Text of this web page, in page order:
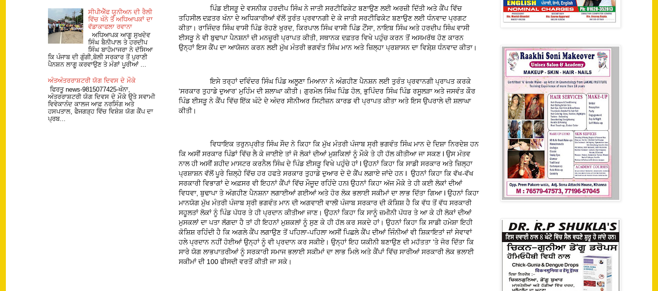
ਪਿੰਡ ਈਸੜੂ ਦੇ ਵਸਨੀਕ ਹਰਦੀਪ ਸਿੰਘ ਨੇ ਜਾਤੀ ਸਰਟੀਫਿਕੇਟ ਬਣਾਉਣ ਲਈ ਅਰਜ਼ੀ ਦਿੱਤੀ ਅਤੇ ਕੈਂਪ ਵਿੱਚ
ਤਹਿਸੀਲ ਦਫ਼ਤਰ ਖੰਨਾ ਦੇ ਅਧਿਕਾਰੀਆਂ ਵੱਲੋਂ ਤੁਰੰਤ ਪ੍ਰਵਾਨਗੀ ਦੇ ਕੇ ਜਾਤੀ ਸਰਟੀਫਿਕੇਟ ਬਣਾਉਣ ਲਈ ਧੰਨਵਾਦ ਪ੍ਰਗਟ
ਕੀਤਾ। ਰਾਜਿੰਦਰ ਸਿੰਘ ਵਾਸੀ ਪਿੰਡ ਰੋਹਣੋ ਖੁਰਦ, ਕਿਰਪਾਲ ਸਿੰਘ ਵਾਸੀ ਪਿੰਡ ਟੌਂਸਾ, ਨਾਇਬ ਸਿੰਘ ਅਤੇ ਹਰਦੀਪ ਸਿੰਘ ਵਾਸੀ
ਈਸੜੂ ਨੇ ਵੀ ਬੁਢਾਪਾ ਪੈਨਸ਼ਨਾਂ ਦੀ ਮਨਜ਼ੂਰੀ ਪ੍ਰਾਪਤ ਕੀਤੀ, ਸਥਾਨਕ ਦਫ਼ਤਰ ਵਿਖੇ ਪਹੁੰਚ ਕਰਨ ਤੋਂ ਅਸਮਰੱਥ ਹੋਣ ਕਾਰਨ
ਉਨ੍ਹਾਂ ਇਸ ਕੈਂਪ ਦਾ ਆਯੋਜਨ ਕਰਨ ਲਈ ਮੁੱਖ ਮੰਤਰੀ ਭਗਵੰਤ ਸਿੰਘ ਮਾਨ ਅਤੇ ਜ਼ਿਲ੍ਹਾ ਪ੍ਰਸ਼ਾਸਨ ਦਾ ਵਿਸ਼ੇ਼ਸ਼ ਧੰਨਵਾਦ ਕੀਤਾ।
ਇਸੇ ਤਰ੍ਹਾਂ ਦਵਿੰਦਰ ਸਿੰਘ ਪਿੰਡ ਅਲੂਣਾ ਮਿਆਨਾ ਨੇ ਅੰਗਹੀਣ ਪੈਨਸ਼ਨ ਲਈ ਤੁਰੰਤ ਪ੍ਰਵਾਨਗੀ ਪ੍ਰਾਪਤ ਕਰਕੇ
'ਸਰਕਾਰ ਤੁਹਾਡੇ ਦੁਆਰ' ਮੁਹਿੰਮ ਦੀ ਸ਼ਲਾਘਾ ਕੀਤੀ। ਗੁਰਮੇਲ ਸਿੰਘ ਪਿੰਡ ਹੋਲ, ਭੁਪਿੰਦਰ ਸਿੰਘ ਪਿੰਡ ਰਸੂਲੜਾ ਅਤੇ ਜਸਵੰਤ ਕੌਰ
ਪਿੰਡ ਈਸੜੂ ਨੇ ਕੈਂਪ ਵਿੱਚ ਇੱਕ ਘੰਟੇ ਦੇ ਅੰਦਰ ਸੀਨੀਅਰ ਸਿਟੀਜ਼ਨ ਕਾਰਡ ਵੀ ਪ੍ਰਾਪਤ ਕੀਤਾ ਅਤੇ ਇਸ ਉਪਰਾਲੇ ਦੀ ਸ਼ਲਾਘਾ
ਕੀਤੀ।
ਵਿਧਾਇਕ ਤਰੁਨਪ੍ਰੀਤ ਸਿੰਘ ਸੌਦ ਨੇ ਕਿਹਾ ਕਿ ਮੁੱਖ ਮੰਤਰੀ ਪੰਜਾਬ ਸ੍ਰੀ ਭਗਵੰਤ ਸਿੰਘ ਮਾਨ ਦੇ ਦਿਸ਼ਾ ਨਿਰਦੇਸ਼ ਹਨ
ਕਿ ਅਸੀਂ ਸਰਕਾਰ ਪਿੰਡਾਂ ਵਿੱਚ ਲੈ ਕੇ ਜਾਈਏ ਤਾਂ ਜੋ ਲੋਕਾਂ ਦੀਆਂ ਮੁਸ਼ਕਿਲਾਂ ਨੂੰ ਮੌਕੇ ਤੇ ਹੀ ਹੱਲ ਕੀਤੀਆ ਜਾ ਸਕਣ l ਉਸ ਮੰਤਵ
ਨਾਲ ਹੀ ਅਸੀਂ ਸ਼ਹੀਦ ਮਾਸਟਰ ਕਰਨੈਲ ਸਿੰਘ ਦੇ ਪਿੰਡ ਈਸੜੂ ਵਿਖੇ ਪਹੁੰਚੇ ਹਾਂ l ਉਹਨਾਂ ਕਿਹਾ ਕਿ ਸਾਡੀ ਸਰਕਾਰ ਅਤੇ ਜ਼ਿਲ੍ਹਾ
ਪ੍ਰਸ਼ਾਸ਼ਨ ਵੱਲੋਂ ਪੂਰੇ ਜ਼ਿਲ੍ਹੇ ਵਿੱਚ ਹਰ ਹਫਤੇ ਸਰਕਾਰ ਤੁਹਾਡੇ ਦੁਆਰ ਦੇ ਦੋ ਕੈਂਪ ਲਗਾਏ ਜਾਂਦੇ ਹਨ l ਉਹਨਾਂ ਕਿਹਾ ਕਿ ਵੱਖ-ਵੱਖ
ਸਰਕਾਰੀ ਵਿਭਾਗਾਂ ਦੇ ਅਫ਼ਸਰ ਵੀ ਇਹਨਾਂ ਕੈਂਪਾਂ ਵਿੱਚ ਮੌਜੂਦ ਰਹਿੰਦੇ ਹਨl ਉਹਨਾਂ ਕਿਹਾ ਅੱਜ ਮੌਕੇ ਤੇ ਹੀ ਕਈ ਲੋਕਾਂ ਦੀਆਂ
ਵਿਧਵਾ, ਬੁਢਾਪਾ ਤੇ ਅੰਗਹੀਣ ਪੈਨਸ਼ਨਾ ਲਗਾਈਆਂ ਗਈਆਂ ਅਤੇ ਹੋਰ ਲੋਕ ਭਲਾਈ ਸਕੀਮਾਂ ਦਾ ਲਾਭ ਦਿੱਤਾ ਗਿਆ l ਉਹਨਾਂ ਕਿਹਾ
ਮਾਨਯੋਗ ਮੁੱਖ ਮੰਤਰੀ ਪੰਜਾਬ ਸ੍ਰੀ ਭਗਵੰਤ ਮਾਨ ਦੀ ਅਗਵਾਈ ਵਾਲੀ ਪੰਜਾਬ ਸਰਕਾਰ ਦੀ ਕੋਸ਼ਿਸ਼ ਹੈ ਕਿ ਵੱਧ ਤੋਂ ਵੱਧ ਸਰਕਾਰੀ
ਸਹੂਲਤਾਂ ਲੋਕਾਂ ਨੂੰ ਪਿੰਡ ਪੱਧਰ ਤੇ ਹੀ ਪ੍ਰਦਾਨ ਕੀਤੀਆ ਜਾਣ। ਉਹਨਾਂ ਕਿਹਾ ਕਿ ਸਾਨੂੰ ਜ਼ਮੀਨੀ ਪੱਧਰ ਤੇ ਆ ਕੇ ਹੀ ਲੋਕਾਂ ਦੀਆਂ
ਮੁਸਕਲਾਂ ਦਾ ਪਤਾ ਲੱਗਦਾ ਹੈ ਤਾਂ ਹੀ ਇਹਨਾਂ ਮੁਸ਼ਕਲਾਂ ਨੂੰ ਸੁਣ ਕੇ ਹੀ ਹੱਲ ਕਰ ਸਕਦੇ ਹਾਂ। ਉਹਨਾਂ ਕਿਹਾ ਕਿ ਸਾਡੀ ਹਮੇਸ਼ਾ ਇਹੀ
ਕੋਸ਼ਿਸ਼ ਰਹਿੰਦੀ ਹੈ ਕਿ ਅਗਲੇ ਕੈਂਪ ਲਗਾਉਣ ਤੋਂ ਪਹਿਲਾ-ਪਹਿਲਾ ਅਸੀਂ ਪਿਛਲੇ ਕੈਂਪ ਦੀਆਂ ਜਿੰਨੀਆਂ ਵੀ ਸ਼ਿਕਾਇਤਾਂ ਜਾਂ ਸੇਵਾਵਾਂ
ਹਲੇ ਪ੍ਰਦਾਨ ਨਹੀਂ ਹੋਈਆਂ ਉਨ੍ਹਾਂ ਨੂੰ ਵੀ ਪ੍ਰਦਾਨ ਕਰ ਸਕੀਏ। ਉਨ੍ਹਾਂ ਇਹ ਯਕੀਨੀ ਬਣਾਉਣ ਦੀ ਮਹੱਤਤਾ 'ਤੇ ਜੋਰ ਦਿੱਤਾ ਕਿ
ਸਾਰੇ ਯੋਗ ਲਾਭਪਾਤਰੀਆਂ ਨੂੰ ਸਰਕਾਰੀ ਸਮਾਜ ਭਲਾਈ ਸਕੀਮਾਂ ਦਾ ਲਾਭ ਮਿਲੇ ਅਤੇ ਕੈਂਪਾਂ ਵਿੱਚ ਸਾਰੀਆਂ ਸਰਕਾਰੀ ਲੋਕ ਭਲਾਈ
ਸਕੀਮਾਂ ਦੀ 100 ਫੀਸਦੀ ਵਰਤੋਂ ਕੀਤੀ ਜਾ ਸਕੇ।
ਸੀਪੀਐੱਫ ਯੂਨੀਅਨ ਦੀ ਰੈਲੀ
ਵਿੱਚ ਖੰਨੇ ਤੋਂ ਅਧਿਆਪਕਾਂ ਦਾ
ਵੱਡਾਕਾਫਲਾ ਰਵਾਨਾ
ਅਧਿਆਪਕ ਆਗੂ ਸੁਖਦੇਵ
ਸਿੰਘ ਬੈਨੀਪਾਲ ਤੇ ਹਰਦੀਪ
ਸਿੰਘ ਬਾਹੋਮਾਜਰਾ ਨੇ ਦੱਸਿਆ
ਕਿ ਪੰਜਾਬ ਦੀ ਗੁੰਗੀ,ਬੋਲੀ ਸਰਕਾਰ ਤੋਂ ਪੁਰਾਣੀ
ਪੈਨਸ਼ਨ ਲਾਗੂ ਕਰਵਾਉਣ ਤੇ ਮੰਗਾਂ ਪੂਰੀਆਂ ...
ਅੰਤਅੰਤਰਰਾਸ਼ਟਰੀ ਯੋਗ ਦਿਵਸ ਦੇ ਮੌਕੇ
ਫਿਰਤੂ news-9815077425-ਖੰਨਾ,
ਅੰਤਰਰਾਸ਼ਟਰੀ ਯੋਗ ਦਿਵਸ ਦੇ ਮੌਕੇ ਉਤੇ ਸਵਾਮੀ
ਵਿਵੇਕਾਨੰਦ ਕਾਲਜ ਆਫ਼ ਨਰਸਿੰਗ ਅਤੇ
ਹਸਪਤਾਲ, ਫੈਜਗੜ੍ਹ ਵਿੱਚ ਵਿਸ਼ੇਸ਼ ਯੋਗ ਕੈਂਪ ਦਾ
ਪ੍ਰਬ...